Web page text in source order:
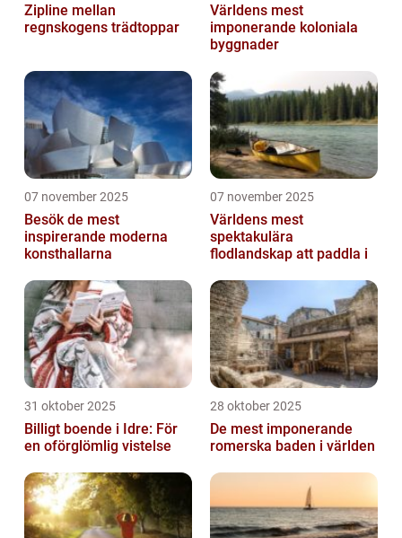
Zipline mellan
regnskogens trädtoppar
Världens mest
imponerande koloniala
byggnader
07 november 2025
Besök de mest
inspirerande moderna
konsthallarna
07 november 2025
Världens mest
spektakulära
flodlandskap att paddla i
31 oktober 2025
Billigt boende i Idre: För
en oförglömlig vistelse
28 oktober 2025
De mest imponerande
romerska baden i världen